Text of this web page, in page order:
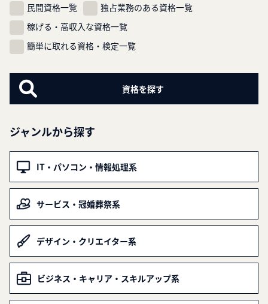
民間資格一覧
独占業務のある資格一覧
稼げる・高収入な資格一覧
簡単に取れる資格・検定一覧
ジャンルから探す
IT・パソコン・情報処理系
サービス・冠婚葬祭系
デザイン・クリエイター系
ビジネス・キャリア・スキルアップ系